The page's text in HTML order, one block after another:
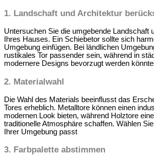
1. Landschaft und Architektur
Untersuchen Sie die umgebende Landschaft
Ihres Hauses. Ein Schiebetor sollte sich
Umgebung einfügen. Bei ländlichen
rustikales Tor passender sein, während in
modernere Designs bevorzugt werden
2. Materialwahl
Die Wahl des Materials beeinflusst das
Tores erheblich. Metalltore können einen
modernen Look bieten, während Holztore
traditionelle Atmosphäre schaffen. Wählen
Ihrer Umgebung passt
3. Farbpalette abstimmen